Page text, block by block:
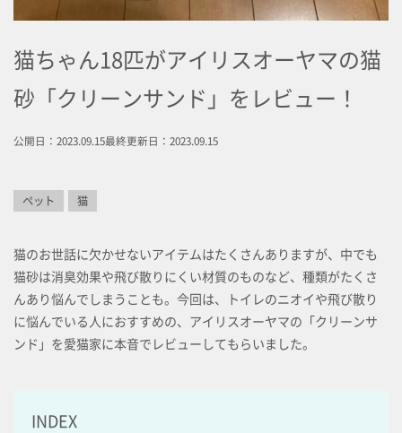
猫ちゃん18匹がアイリスオーヤマの猫
砂「クリーンサンド」をレビュー！
公開日：2023.09.15最終更新日：2023.09.15
ペット 猫
猫のお世話に欠かせないアイテムはたくさんありますが、中でも
猫砂は消臭効果や飛び散りにくい材質のものなど、種類がたくさ
んあり悩んでしまうことも。今回は、トイレのニオイや飛び散り
に悩んでいる人におすすめの、アイリスオーヤマの「クリーンサ
ンド」を愛猫家に本音でレビューしてもらいました。
INDEX